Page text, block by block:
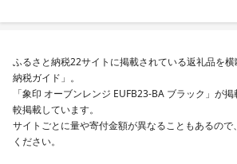
ふるさと納税22サイトに掲載されている返礼品を
納税ガイド」。
「象印 オーブンレンジ EUFB23-BA ブラック」が
較掲載しています。
サイトごとに量や寄付金額が異なることもあるの
ください。